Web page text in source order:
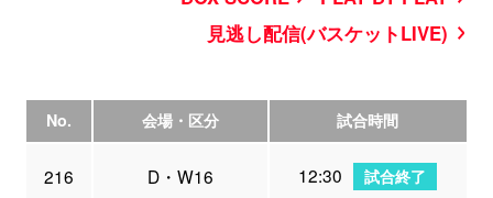
見逃し配信(バスケットLIVE)
No. 会場・区分 試合時間
216 D・W16 12:30 試合終了